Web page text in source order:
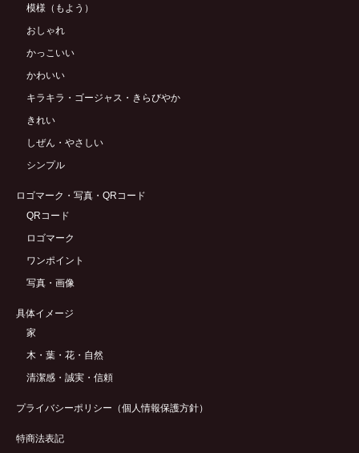
模様（もよう）
おしゃれ
かっこいい
かわいい
キラキラ・ゴージャス・きらびやか
きれい
しぜん・やさしい
シンプル
ロゴマーク・写真・QRコード
QRコード
ロゴマーク
ワンポイント
写真・画像
具体イメージ
家
木・葉・花・自然
清潔感・誠実・信頼
プライバシーポリシー（個人情報保護方針）
特商法表記